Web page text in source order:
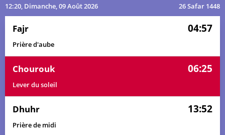
12:20, Dimanche, 09 Août 2026 26 Safar 1448
Fajr 04:57
Prière d'aube
Chourouk 06:25
Lever du soleil
Dhuhr 13:52
Prière de midi